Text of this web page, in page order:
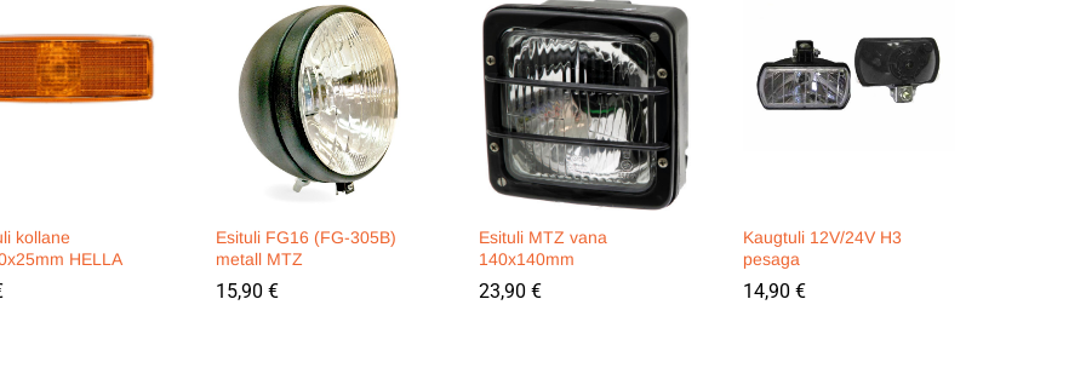
kollane
HELLA
Esituli FG16 (FG-305B)
metall MTZ
15,90 €
15,90 €
Esituli MTZ vana
140x140mm
23,90 €
23,90 €
Kaugtuli 12V/24V H3
pesaga
14,90 €
14,90 €